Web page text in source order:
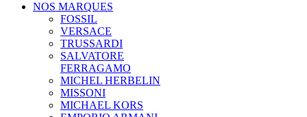
NOS MARQUES
FOSSIL
VERSACE
TRUSSARDI
SALVATORE
FERRAGAMO
MICHEL HERBELIN
MISSONI
MICHAEL KORS